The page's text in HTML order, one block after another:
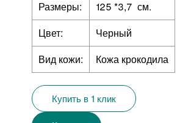
Размеры:
125 *3,7 см.
Цвет:
Черный
Вид кожи:
Кожа крокодила
Купить в 1 клик